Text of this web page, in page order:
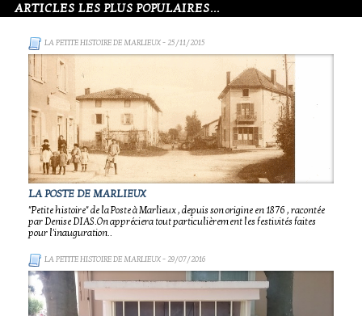
ARTICLES LES PLUS POPULAIRES...
LA PETITE HISTOIRE DE MARLIEUX- 25/11/2015
LA POSTE DE MARLIEUX
"Petite histoire" de la Poste à Marlieux , depuis son origine en 1876 , racontée
par Denise DIAS.On appréciera tout particulièrement les festivités faites
pour l'inauguration..
LA PETITE HISTOIRE DE MARLIEUX- 29/07/2016